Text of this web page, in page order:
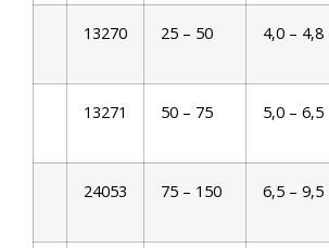
13270 25 – 50 4,0 – 4,8
13271 50 – 75 5,0 – 6,5
24053 75 – 150 6,5 – 9,5